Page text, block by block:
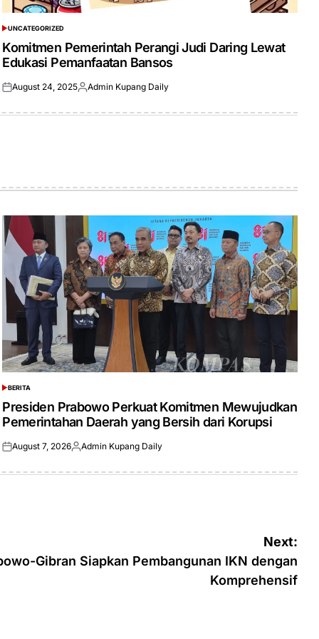
POSTED
IN
UNCATEGORIZED
Komitmen Pemerintah Perangi Judi Daring Lewat
Edukasi Pemanfaatan Bansos
Posted
August 24, 2025Posted
Admin Kupang Daily
POSTED
IN
BERITA
Presiden Prabowo Perkuat Komitmen Mewujudkan
Pemerintahan Daerah yang Bersih dari Korupsi
Posted
August 7, 2026Posted
Admin Kupang Daily
Next:
Gibran Siapkan Pembangunan IKN dengan
Komprehensif